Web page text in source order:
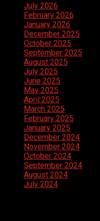
July 2026
February 2026
January 2026
December 2025
October 2025
September 2025
August 2025
July 2025
June 2025
May 2025
April 2025
March 2025
February 2025
January 2025
December 2024
November 2024
October 2024
September 2024
August 2024
July 2024